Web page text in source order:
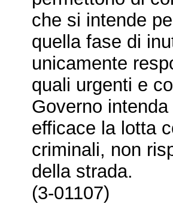
che si intende
quella fase di
unicamente
quali urgenti e
Governo
efficace la lotta
criminali, non
della strada.
(3-01107)